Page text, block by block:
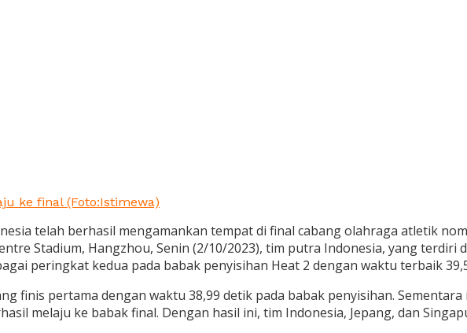
ke final (Foto:Istimewa)
telah berhasil mengamankan tempat di final cabang olahraga atletik
Stadium, Hangzhou, Senin (2/10/2023), tim putra Indonesia, yang terdiri
peringkat kedua pada babak penyisihan Heat 2 dengan waktu terbaik
finis pertama dengan waktu 38,99 detik pada babak penyisihan.
melaju ke babak final. Dengan hasil ini, tim Indonesia, Jepang, dan